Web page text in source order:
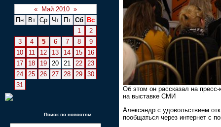
« Май 2010 »
Пн
Вт Ср Чт Пт Сб
Вс
1
2
3
4 5 6 7 8
9
10
11 12 13 14 15
16
17
18 19 20 21 22
23
24
25 26 27 28 29
30
31
Поиск по новостям
Об этом он рассказал на
на выставке СМИ
Александр с удовольствием
пообщаться через интернет с